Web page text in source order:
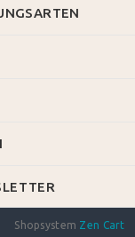
Shopsystem Zen Cart